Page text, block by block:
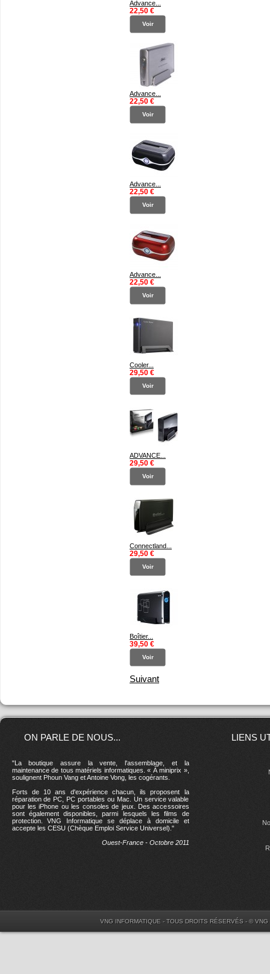
Advance...
22,50 €
Voir
Advance...
22,50 €
Voir
Advance...
22,50 €
Voir
Advance...
22,50 €
Voir
Cooler...
29,50 €
Voir
ADVANCE...
29,50 €
Voir
Connectland...
29,50 €
Voir
Boîtier...
39,50 €
Voir
Suivant
ON PARLE DE NOUS...
"La boutique assure la vente, l'assemblage, et la
maintenance de tous matériels informatiques. « À miniprix »,
soulignent Phoun Vang et Antoine Vong, les cogérants.
Forts de 10 ans d'expérience chacun, ils proposent la
réparation de PC, PC portables ou Mac. Un service valable
pour les iPhone ou les consoles de jeux. Des accessoires
sont également disponibles, parmi lesquels les films de
protection. VNG Informatique se déplace à domicile et
accepte les CESU (Chèque Emploi Service Universel)."
Ouest-France - Octobre 2011
LIENS
VNG INFORMATIQUE - TOUS DROITS RÉSERVÉS - ©